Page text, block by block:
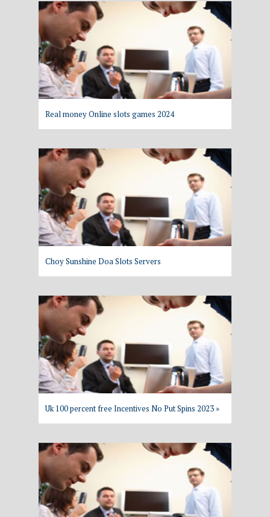
Real money Online slots games 2024
Choy Sunshine Doa Slots Servers
Uk 100 percent free Incentives No Put Spins 2023 »